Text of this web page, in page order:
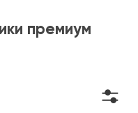
премиум